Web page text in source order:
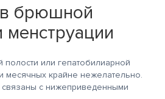
брюшной
менструации
или гепатобилиарной
месячных крайне нежелательно.
с нижеприведенными